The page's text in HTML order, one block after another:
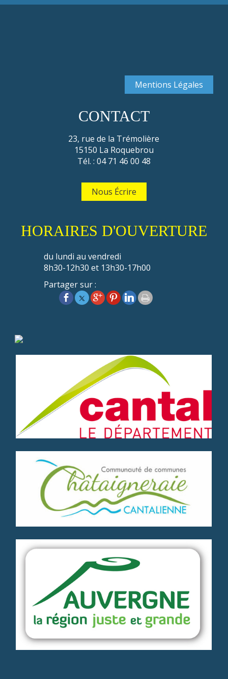
Mentions Légales
CONTACT
23, rue de la Trémolière
15150 La Roquebrou
Tél. : 04 71 46 00 48
Nous Écrire
HORAIRES D'OUVERTURE
du lundi au vendredi
8h30-12h30 et 13h30-17h00
Partager sur :